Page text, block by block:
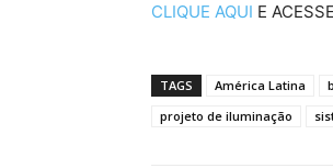
CLIQUE AQUI E
TAGS América Latina
projeto de iluminação